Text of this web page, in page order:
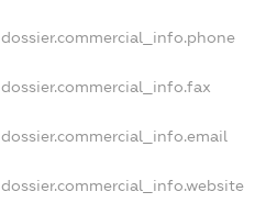
dossier.commercial_info.phone
dossier.commercial_info.fax
dossier.commercial_info.email
dossier.commercial_info.website